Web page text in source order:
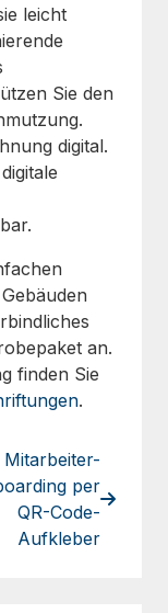
leicht
Sie den
digital.
an.
finden Sie
.
Mitarbeiter-
per
QR-Code-
Aufkleber